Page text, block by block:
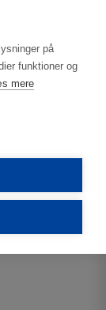
på
funktioner og
mere
Rd) 3***